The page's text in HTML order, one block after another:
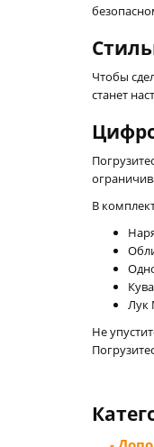
Чтобы
станет
В
Лук
Не